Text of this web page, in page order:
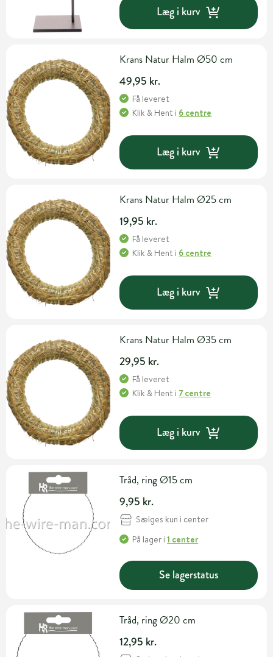
Læg i kurv
Krans Natur Halm Ø50 cm
49,95 kr.
Få leveret
Klik & Hent i 6 centre
Læg i kurv
Krans Natur Halm Ø25 cm
19,95 kr.
Få leveret
Klik & Hent i 6 centre
Læg i kurv
Krans Natur Halm Ø35 cm
29,95 kr.
Få leveret
Klik & Hent i 7 centre
Læg i kurv
Tråd, ring Ø15 cm
9,95 kr.
Sælges kun i center
På lager i1 center
Se lagerstatus
Tråd, ring Ø20 cm
12,95 kr.